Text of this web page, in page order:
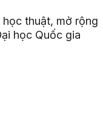
thuật, mở rộng
học Quốc gia